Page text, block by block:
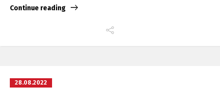
Continue reading
28.08.2022